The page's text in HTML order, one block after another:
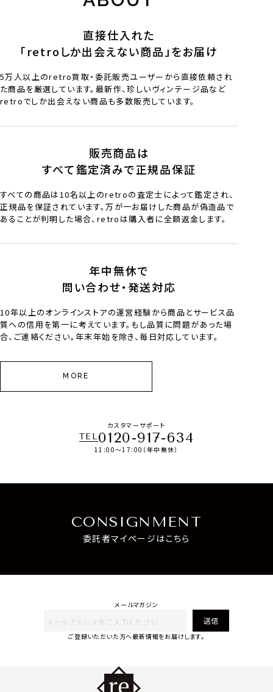
直接仕入れた
「retroしか出会えない商品」をお届け
5万人以上のretro買取・委託販売ユーザーから直接依頼され
た商品を厳選しています。最新作、珍しいヴィンテージ品など
retroでしか出会えない商品も多数販売しています。
販売商品は
すべて鑑定済みで正規品保証
すべての商品は10名以上のretroの査定士によって鑑定され、
正規品を保証されています。万が一お届けした商品が偽造品で
あることが判明した場合、retroは購入者に全額返金します。
年中無休で
問い合わせ・発送対応
10年以上のオンラインストアの運営経験から商品とサービス品
質への信用を第一に考えています。もし品質に問題があった場
合、ご連絡ください。年末年始を除き、毎日対応しています。
MORE
カスタマーサポート
TEL0120-917-634
11:00～17:00（年中無休）
CONSIGNMENT
委託者マイページはこちら
メールマガジン
送信
ご登録いただいた方へ最新情報をお届けします。